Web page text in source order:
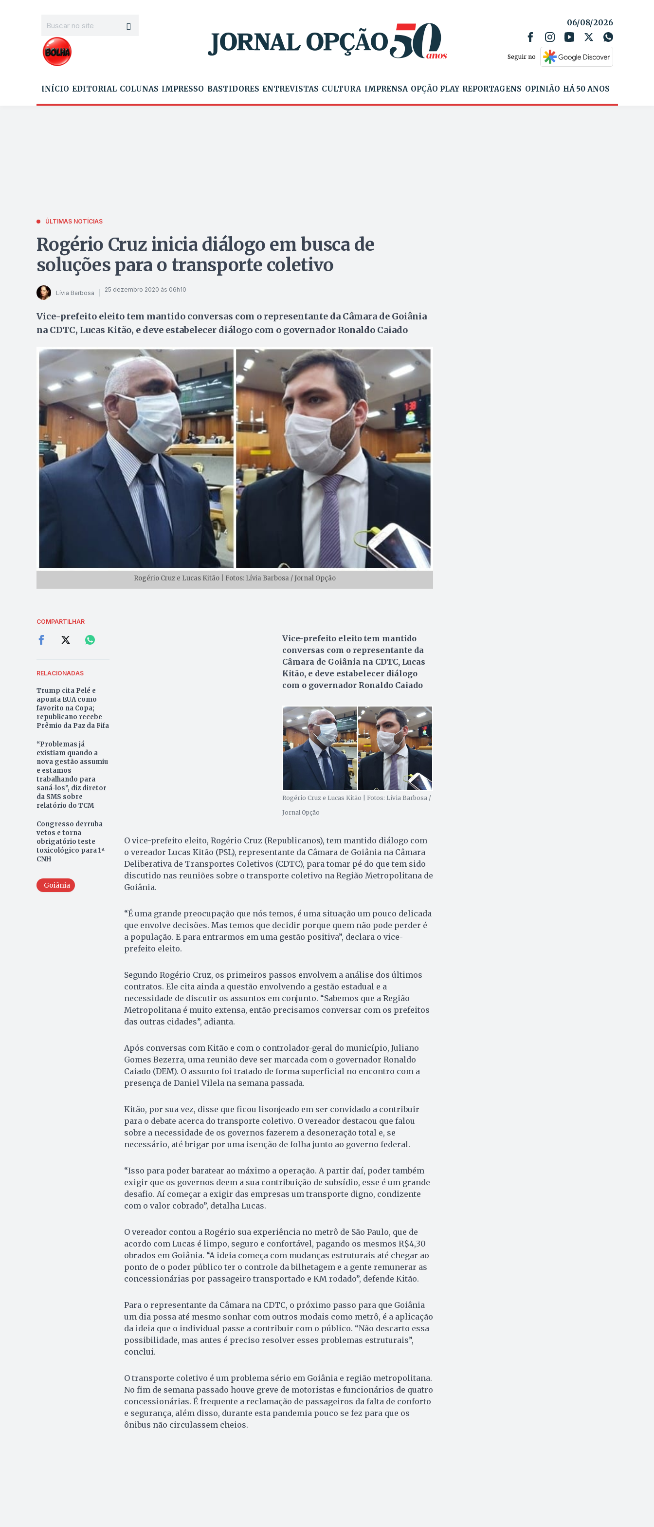
06/08/2026
Seguir no
INÍCIO EDITORIAL COLUNAS IMPRESSO BASTIDORES ENTREVISTAS CULTURA IMPRENSA OPÇÃO PLAY REPORTAGENS OPINIÃO HÁ 50 ANOS
ÚLTIMAS NOTÍCIAS
Rogério Cruz inicia diálogo em busca de
soluções para o transporte coletivo
Lívia Barbosa 25 dezembro 2020 às 06h10
Vice-prefeito eleito tem mantido conversas com o representante da Câmara de Goiânia
na CDTC, Lucas Kitão, e deve estabelecer diálogo com o governador Ronaldo Caiado
Rogério Cruz e Lucas Kitão | Fotos: Lívia Barbosa / Jornal Opção
COMPARTILHAR
RELACIONADAS
Trump cita Pelé e
aponta EUA como
favorito na Copa;
republicano recebe
Prêmio da Paz da Fifa
“Problemas já
existiam quando a
nova gestão assumiu
e estamos
trabalhando para
saná-los”, diz diretor
da SMS sobre
relatório do TCM
Congresso derruba
vetos e torna
obrigatório teste
toxicológico para 1ª
CNH
Goiânia
Vice-prefeito eleito tem mantido
conversas com o representante da
Câmara de Goiânia na CDTC, Lucas
Kitão, e deve estabelecer diálogo
com o governador Ronaldo Caiado
Rogério Cruz e Lucas Kitão | Fotos: Lívia Barbosa /
Jornal Opção
O vice-prefeito eleito, Rogério Cruz (Republicanos), tem mantido diálogo com
o vereador Lucas Kitão (PSL), representante da Câmara de Goiânia na Câmara
Deliberativa de Transportes Coletivos (CDTC), para tomar pé do que tem sido
discutido nas reuniões sobre o transporte coletivo na Região Metropolitana de
Goiânia.
“É uma grande preocupação que nós temos, é uma situação um pouco delicada
que envolve decisões. Mas temos que decidir porque quem não pode perder é
a população. E para entrarmos em uma gestão positiva”, declara o vice-
prefeito eleito.
Segundo Rogério Cruz, os primeiros passos envolvem a análise dos últimos
contratos. Ele cita ainda a questão envolvendo a gestão estadual e a
necessidade de discutir os assuntos em conjunto. “Sabemos que a Região
Metropolitana é muito extensa, então precisamos conversar com os prefeitos
das outras cidades”, adianta.
Após conversas com Kitão e com o controlador-geral do município, Juliano
Gomes Bezerra, uma reunião deve ser marcada com o governador Ronaldo
Caiado (DEM). O assunto foi tratado de forma superficial no encontro com a
presença de Daniel Vilela na semana passada.
Kitão, por sua vez, disse que ficou lisonjeado em ser convidado a contribuir
para o debate acerca do transporte coletivo. O vereador destacou que falou
sobre a necessidade de os governos fazerem a desoneração total e, se
necessário, até brigar por uma isenção de folha junto ao governo federal.
“Isso para poder baratear ao máximo a operação. A partir daí, poder também
exigir que os governos deem a sua contribuição de subsídio, esse é um grande
desafio. Aí começar a exigir das empresas um transporte digno, condizente
com o valor cobrado”, detalha Lucas.
O vereador contou a Rogério sua experiência no metrô de São Paulo, que de
acordo com Lucas é limpo, seguro e confortável, pagando os mesmos R$4,30
obrados em Goiânia. “A ideia começa com mudanças estruturais até chegar ao
ponto de o poder público ter o controle da bilhetagem e a gente remunerar as
concessionárias por passageiro transportado e KM rodado”, defende Kitão.
Para o representante da Câmara na CDTC, o próximo passo para que Goiânia
um dia possa até mesmo sonhar com outros modais como metrô, é a aplicação
da ideia que o individual passe a contribuir com o público. “Não descarto essa
possibilidade, mas antes é preciso resolver esses problemas estruturais”,
conclui.
O transporte coletivo é um problema sério em Goiânia e região metropolitana.
No fim de semana passado houve greve de motoristas e funcionários de quatro
concessionárias. É frequente a reclamação de passageiros da falta de conforto
e segurança, além disso, durante esta pandemia pouco se fez para que os
ônibus não circulassem cheios.